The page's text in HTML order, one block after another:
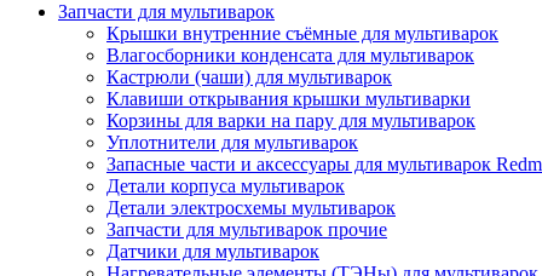
Запчасти для мультиварок
Крышки внутренние съёмные для мультиварок
Влагосборники конденсата для мультиварок
Кастрюли (чаши) для мультиварок
Клавиши открывания крышки мультиварки
Корзины для варки на пару для мультиварок
Уплотнители для мультиварок
Запасные части и аксессуары для мультиварок
Детали корпуса мультиварок
Детали электросхемы мультиварок
Запчасти для мультиварок прочие
Датчики для мультиварок